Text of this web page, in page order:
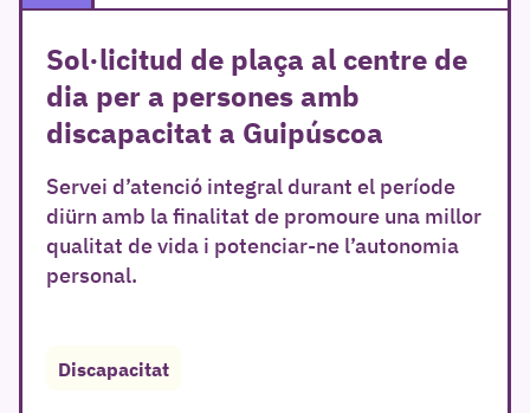
Sol·licitud de plaça al centre de
dia per a persones amb
discapacitat a Guipúscoa
Servei d’atenció integral durant el període
diürn amb la finalitat de promoure una millor
qualitat de vida i potenciar-ne l’autonomia
personal.
Discapacitat